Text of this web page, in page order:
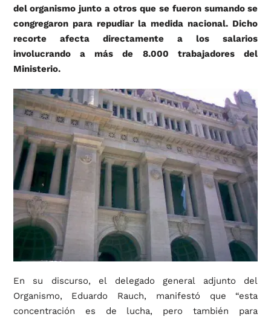
del organismo junto a otros que se fueron sumando se
congregaron para repudiar la medida nacional. Dicho
recorte afecta directamente a los salarios
involucrando a más de 8.000 trabajadores del
Ministerio.
En su discurso, el delegado general adjunto del
Organismo, Eduardo Rauch, manifestó que “esta
concentración es de lucha, pero también para